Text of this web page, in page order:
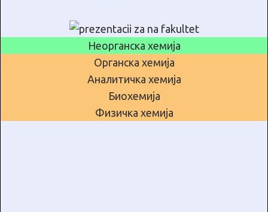
Неорганска хемија
Органска хемија
Аналитичка хемија
Биохемија
Физичка хемија